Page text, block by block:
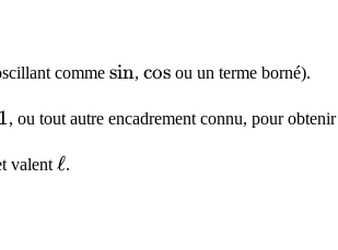
a}
comme\sin
sin,\cos
cos ou un terme borné).
1, ou tout autre encadrement connu, pour obtenir
valent\ell
ℓ.